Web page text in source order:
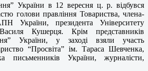
України в 12 вересня ц. р. відбувся
голови правління Товариства, члена-
України, президента Університету
Кушерця. Крім представників
України, у заході взяли участь
“Просвіта” ім. Тараса Шевченка,
письменників України, журналісти,